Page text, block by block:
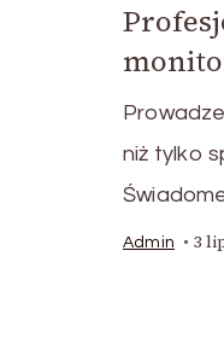
niż tylko
Admin 3